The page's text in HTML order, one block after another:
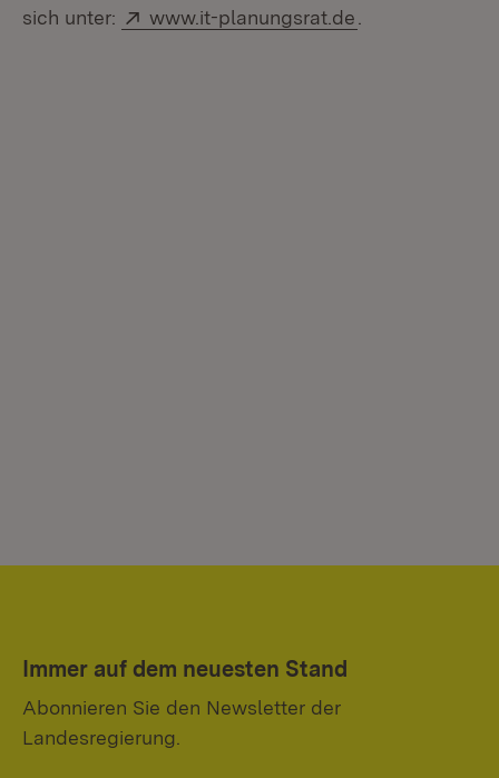
sich unter:
Extern:
www.it-planungsrat.de
Immer auf dem neuesten Stand
Abonnieren Sie den Newsletter der
Landesregierung.